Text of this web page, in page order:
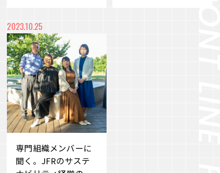
会社案内
サステナビリティ
採用情報
#ビューティー
2023.10.25
専門組織メンバーに
聞く。JFRのサステ